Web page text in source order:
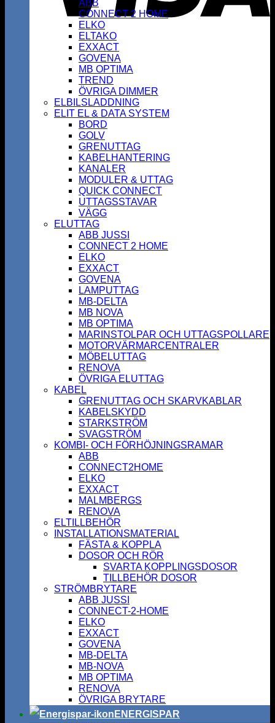
ABB
CONNECT 2 HOME
ELKO
ELTAKO
EXXACT
GOVENA
MB OPTIMA
TREND
ÖVRIGA DIMMER
ELBILSLADDNING
ELIT EL & DATA SYSTEM
BORD
GOLV
GRENUTTAG
KABELHANTERING
KANALER
MODULER & UTTAG
QUICK CONNECT
UTTAGSSTAVAR
VÄGG
ELUTTAG
ABB JUSSI
CONNECT 2 HOME
ELKO
EXXACT
GOVENA
LAMPUTTAG
MB-DELTA
MB NOVA
MB OPTIMA
MARINSTOLPAR OCH UTTAGSPOLLARE
MOTORVÄRMARCENTRALER
MÖBELUTTAG
RENOVA
ÖVRIGA ELUTTAG
KABEL
GRENUTTAG OCH SKARVKABLAR
KABELSKYDD
STARKSTRÖM
SVAGSTRÖM
KOMBI- OCH FÖRHÖJNINGSRAMAR
ABB
CONNECT2HOME
ELKO
EXXACT
MALMBERGS
RENOVA
ELTILLBEHÖR
INSTALLATIONSMATERIAL
FÄSTA & KOPPLA
DOSOR OCH RÖR
SVARTA KOPPLINGSDOSOR
TILLBEHÖR DOSOR
STRÖMBRYTARE
ABB JUSSI
CONNECT-2-HOME
ELKO
EXXACT
GOVENA
MB-DELTA
MB-NOVA
MB OPTIMA
RENOVA
ÖVRIGA BRYTARE
ENERGISPAR